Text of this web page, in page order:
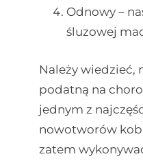
Odnowy –
śluzowej
Należy wiedzieć,
podatną na
jednym z
nowotworów
zatem